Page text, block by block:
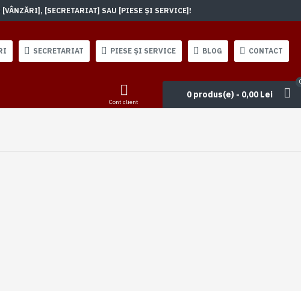
[SECRETARIAT] SAU [PIESE ȘI SERVICE]!
SECRETARIAT PIESE ȘI SERVICE BLOG CONTACT
Cont client
0 produs(e) - 0,00 Lei